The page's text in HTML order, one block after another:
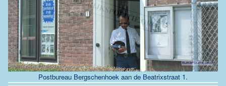
Postbureau Bergschenhoek aan de Beatrixstraat 1.